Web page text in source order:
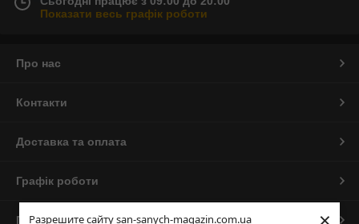
Разрешите сайту san-sanych-magazin.com.ua
Показати весь графік роботи
Про нас
Контакти
Доставка та оплата
Графік роботи
Повна версія сайту